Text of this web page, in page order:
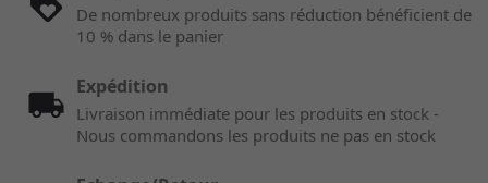
De nombreux produits sans réduction bénéficient de
10 % dans le panier
Expédition
Livraison immédiate pour les produits en stock -
Nous commandons les produits ne pas en stock